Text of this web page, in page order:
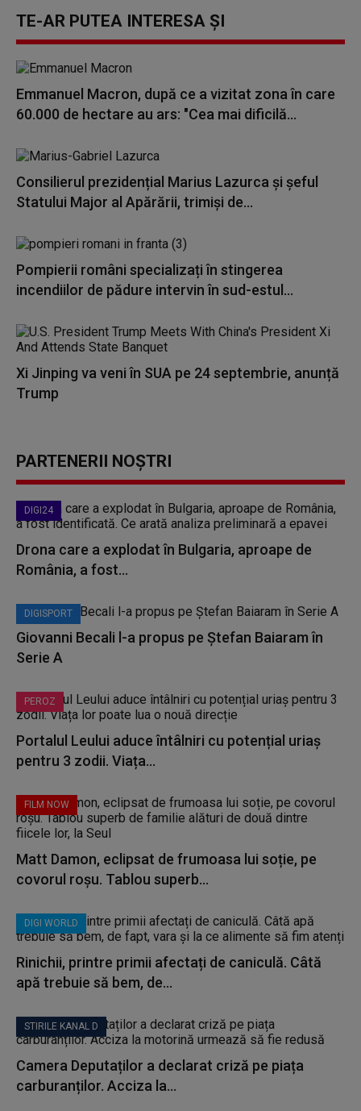
TE-AR PUTEA INTERESA ȘI
Emmanuel Macron, după ce a vizitat zona în care
60.000 de hectare au ars: "Cea mai dificilă...
Consilierul prezidențial Marius Lazurca și șeful
Statului Major al Apărării, trimiși de...
Pompierii români specializați în stingerea
incendiilor de pădure intervin în sud-estul...
Xi Jinping va veni în SUA pe 24 septembrie, anunță
Trump
PARTENERII NOȘTRI
DIGI24
Drona care a explodat în Bulgaria, aproape de
România, a fost...
DIGISPORT
Giovanni Becali l-a propus pe Ștefan Baiaram în
Serie A
PEROZ
Portalul Leului aduce întâlniri cu potențial uriaș
pentru 3 zodii. Viața...
FILM NOW
Matt Damon, eclipsat de frumoasa lui soție, pe
covorul roșu. Tablou superb...
DIGI WORLD
Rinichii, printre primii afectați de caniculă. Câtă
apă trebuie să bem, de...
STIRILE KANAL D
Camera Deputaților a declarat criză pe piața
carburanților. Acciza la...